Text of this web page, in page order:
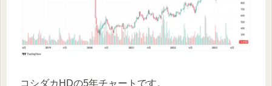
コシダカHDの5年チャートです。